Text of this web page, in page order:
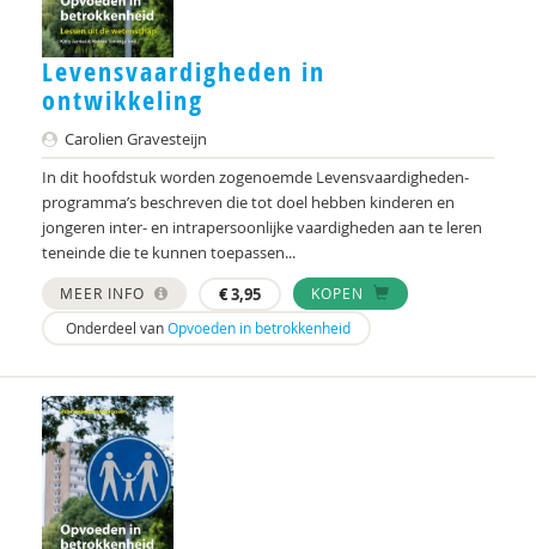
Huub Braam
Marielle Brenninkmeijer
P. den Brok
Hilde Brons
Helma Brouwers
Freek Bucx
Albert Buisman
Tessa P. T. Buit-van der Kamp
Ruud Bullens
Anja Bunthof
Gerrie Compen
Levensvaardigheden in
ontwikkeling
Carolien Gravesteijn
In dit hoofdstuk worden zogenoemde Levensvaardigheden-
programma’s beschreven die tot doel hebben kinderen en
jongeren inter- en intrapersoonlijke vaardigheden aan te leren
teneinde die te kunnen toepassen...
MEER INFO €3,95
KOPEN
Onderdeel vanOpvoeden in betrokkenheid